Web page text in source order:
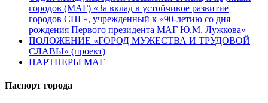
городов (МАГ) «За вклад в устойчивое развитие
городов СНГ», учрежденный к «90-летию со дня
рождения Первого президента МАГ Ю.М. Лужкова»
ПОЛОЖЕНИЕ «ГОРОД МУЖЕСТВА И ТРУДОВОЙ
СЛАВЫ» (проект)
ПАРТНЕРЫ МАГ
Паспорт города